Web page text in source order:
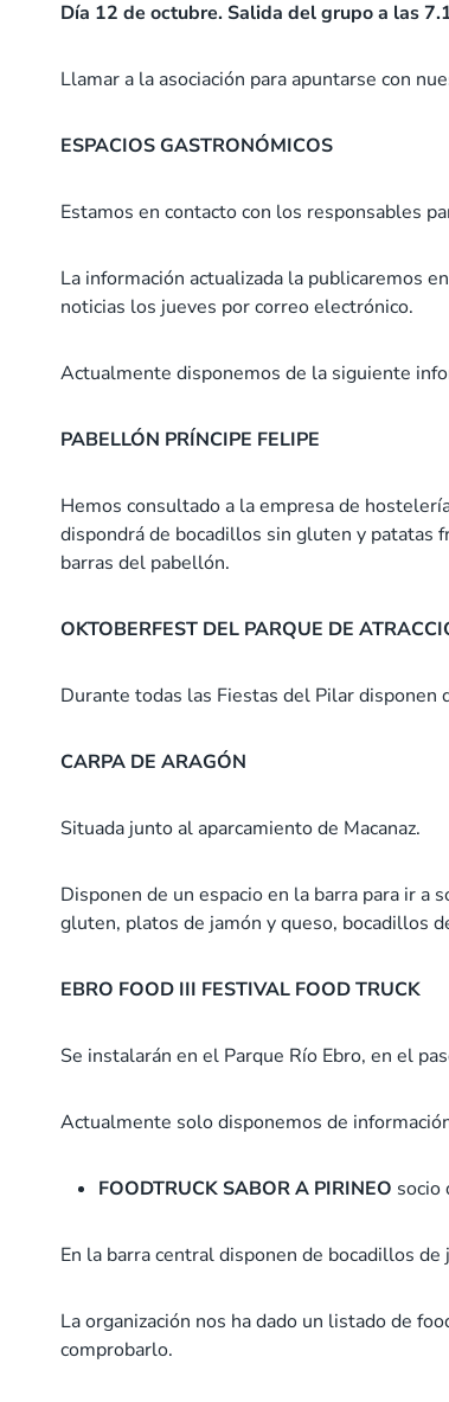
Día 12 de octubre. Salida del grupo a las
Llamar a la asociación para apuntarse con
ESPACIOS GASTRONÓMICOS
Estamos en contacto con los responsables
La información actualizada la publicaremos
noticias los jueves por correo electrónico.
Actualmente disponemos de la siguiente
PABELLÓN PRÍNCIPE FELIPE
Hemos consultado a la empresa de
dispondrá de bocadillos sin gluten y patatas
barras del pabellón.
OKTOBERFEST DEL PARQUE DE
Durante todas las Fiestas del Pilar disponen
CARPA DE ARAGÓN
Situada junto al aparcamiento de Macanaz.
Disponen de un espacio en la barra para ir
gluten, platos de jamón y queso, bocadillos
EBRO FOOD III FESTIVAL FOOD TRUCK
Se instalarán en el Parque Río Ebro, en el
Actualmente solo disponemos de
FOODTRUCK SABOR A PIRINEO socio
En la barra central disponen de bocadillos
La organización nos ha dado un listado de
comprobarlo.